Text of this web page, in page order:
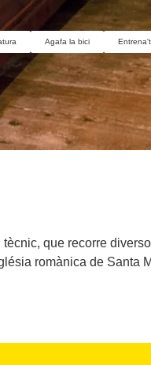
Agafa la bici Entrena't
que recorre
romànica de Santa